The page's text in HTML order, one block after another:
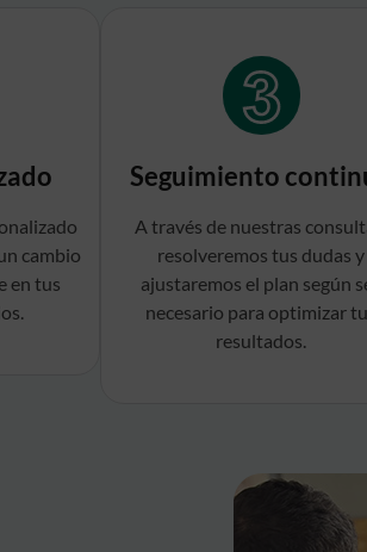
cambio
en tus
Seguimiento
A través de nuestras
resolveremos tus dudas y
ajustaremos el plan según
necesario para optimizar
resultados.